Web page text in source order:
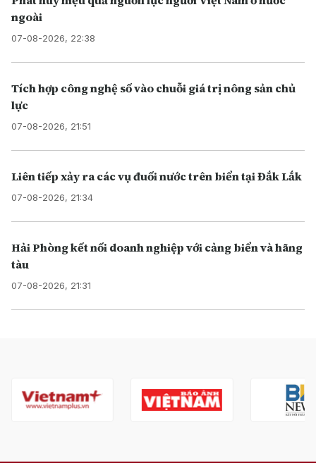
ngoài
07-08-2026, 22:38
Tích hợp công nghệ số vào chuỗi giá trị nông sản chủ
lực
07-08-2026, 21:51
Liên tiếp xảy ra các vụ đuối nước trên biển tại Đắk Lắk
07-08-2026, 21:34
Hải Phòng kết nối doanh nghiệp với cảng biển và hãng
tàu
07-08-2026, 21:31